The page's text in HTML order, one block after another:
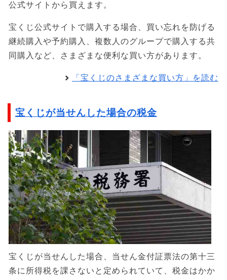
公式サイトから買えます。
宝くじ公式サイトで購入する場合、買い忘れを防げる
継続購入や予約購入、複数人のグループで購入する共
同購入など、さまざまな便利な買い方があります。
「宝くじのさまざまな買い方」を読む
宝くじが当せんした場合の税金
宝くじが当せんした場合、当せん金付証票法の第十三
条に所得税を課さないと定められていて、税金はかか